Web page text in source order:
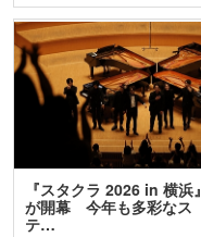
『スタクラ 2026 in 横浜』
が開幕 今年も多彩なス
テ…